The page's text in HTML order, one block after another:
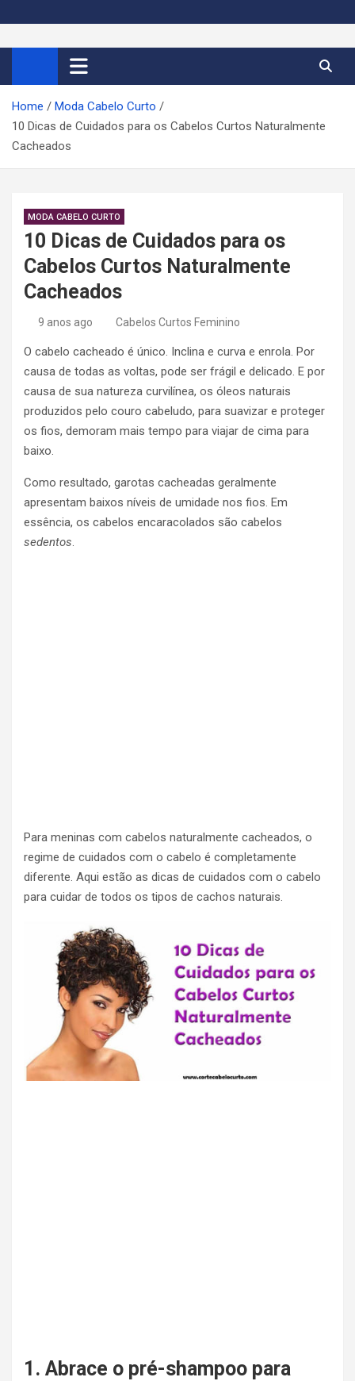
i
t
n
Cortes de Cabelo Curto
Feminino 2026
Moda e tendências dos cabelos curtos femininos 2026
Home
Moda Cabelo Curto
10 Dicas de Cuidados para os Cabelos Curtos Naturalmente
Cacheados
MODA CABELO CURTO
10 Dicas de Cuidados para os
Cabelos Curtos Naturalmente
Cacheados
9 anos ago Cabelos Curtos Feminino
O cabelo cacheado é único. Inclina e curva e enrola. Por
causa de todas as voltas, pode ser frágil e delicado. E por
causa de sua natureza curvilínea, os óleos naturais
produzidos pelo couro cabeludo, para suavizar e proteger
os fios, demoram mais tempo para viajar de cima para
baixo.
Como resultado, garotas cacheadas geralmente
apresentam baixos níveis de umidade nos fios. Em
essência, os cabelos encaracolados são cabelos
sedentos.
Para meninas com cabelos naturalmente cacheados, o
regime de cuidados com o cabelo é completamente
diferente. Aqui estão as dicas de cuidados com o cabelo
para cuidar de todos os tipos de cachos naturais.
1. Abrace o pré-shampoo para